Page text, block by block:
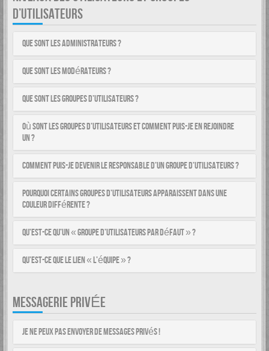
D’UTILISATEURS
Que sont les administrateurs ?
Que sont les modérateurs ?
Que sont les groupes d’utilisateurs ?
Où sont les groupes d’utilisateurs et comment puis-je en rejoindre
un ?
Comment puis-je devenir le responsable d’un groupe d’utilisateurs ?
Pourquoi certains groupes d’utilisateurs apparaissent dans une
couleur différente ?
Qu’est-ce qu’un « groupe d’utilisateurs par défaut » ?
Qu’est-ce que le lien « L’équipe » ?
MESSAGERIE PRIVÉE
Je ne peux pas envoyer de messages privés !